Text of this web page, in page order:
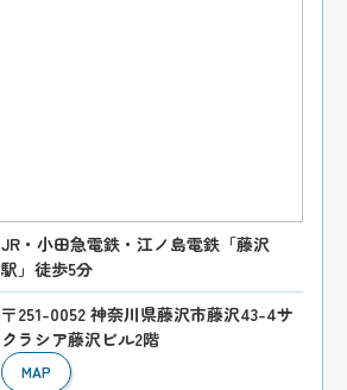
JR・小田急電鉄・江ノ島電鉄「藤沢
駅」徒歩5分
〒251-0052 神奈川県藤沢市藤沢43-4サ
クラシア藤沢ビル2階
MAP